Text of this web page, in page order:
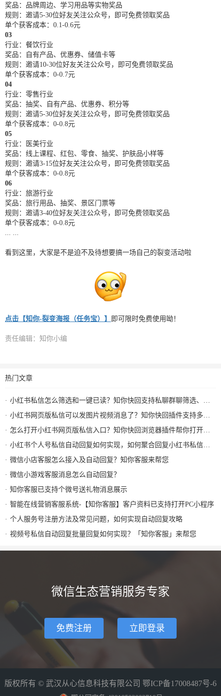
奖品：品牌周边、学习用品等实物奖品
规则：邀请5-30位好友关注公众号，即可免费领取奖品
单个获客成本：0.1-0.6元
03
行业：餐饮行业
奖品：自有产品、优惠券、储值卡等
规则：邀请10-30位好友关注公众号，即可免费领取奖品
单个获客成本：0-0.7元
04
行业：零售行业
奖品：抽奖、自有产品、优惠券、积分等
规则：邀请5-30位好友关注公众号，即可免费领取奖品
单个获客成本：0-0.8元
05
行业：医美行业
奖品：线上课程、红包、零食、抽奖、护肤品小样等
规则：邀请3-15位好友关注公众号，即可免费领取奖品
单个获客成本：0-0.8元
06
行业：旅游行业
奖品：旅行用品、抽奖、景区门票等
规则：邀请3-40位好友关注公众号，即可免费领取奖品
单个获客成本：0-0.8元
看到这里，大家是不是迫不及待想要搞一场自己的裂变活动啦
点击【知你-裂变海报（任务宝）】 即可限时免费使用呦！
责任编辑：知你小编
热门文章
小红书私信怎么筛选和一键已读？知你快回支持私聊群聊筛选、批量已读和图片视频回复
小红书网页版私信可以发图片视频消息了？知你快回插件支持多种形式图片发送和AI自动回复
怎么打开小红书网页版私信入口？知你快回浏览器插件帮你打开小红书私信AI回复及快捷回复
小红书个人号私信自动回复如何实现，如何聚合回复小红书私信及群消息？知你客服来解决
微信小店客服怎么接入及自动回复？知你客服来帮您
微信小游戏客服消息怎么自动回复？
知你客服已支持个微号送礼物消息展示
智能在线营销客服系统-【知你客服】客户资料已支持打开PC小程序
个人服务号注册方法及常见问题，如何实现自动回复攻略
视频号私信自动回复批量回复如何实现？「知你客服」来帮您
微信生态营销服务专家
免费注册 立即登录
版权所有 © 武汉从心信息科技有限公司 鄂ICP备17008487号-6